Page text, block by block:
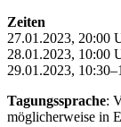
Zeiten
27.01.2023, 20:00
28.01.2023, 10:00
29.01.2023,
Tagungssprache:
möglicherweise in